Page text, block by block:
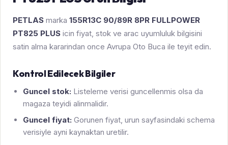
PETLAS marka 155R13C 90/89R 8PR FULLPOWER
PT825 PLUS icin fiyat, stok ve arac uyumluluk bilgisini
satin alma kararindan once Avrupa Oto Buca ile teyit edin.
Kontrol Edilecek Bilgiler
Guncel stok: Listeleme verisi guncellenmis olsa da
magaza teyidi alinmalidir.
Guncel fiyat: Gorunen fiyat, urun sayfasindaki schema
verisiyle ayni kaynaktan uretilir.